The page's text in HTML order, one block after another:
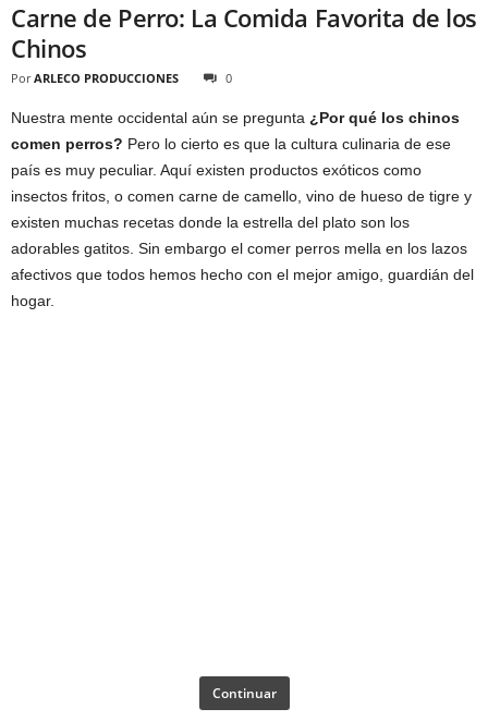
Carne de Perro: La Comida Favorita de los
Chinos
Por ARLECO PRODUCCIONES 0
Nuestra mente occidental aún se pregunta ¿Por qué los chinos
comen perros? Pero lo cierto es que la cultura culinaria de ese
país es muy peculiar. Aquí existen productos exóticos como
insectos fritos, o comen carne de camello, vino de hueso de tigre y
existen muchas recetas donde la estrella del plato son los
adorables gatitos. Sin embargo el comer perros mella en los lazos
afectivos que todos hemos hecho con el mejor amigo, guardián del
hogar.
Continuar